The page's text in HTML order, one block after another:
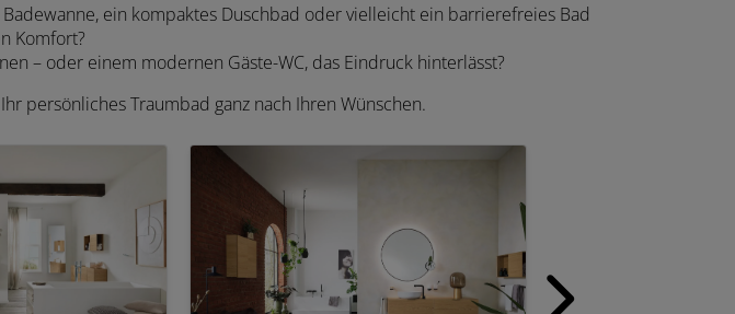
ein kompaktes Duschbad oder vielleicht ein barrierefreies Bad
Komfort?
– oder einem modernen Gäste-WC, das Eindruck hinterlässt?
persönliches Traumbad ganz nach Ihren Wünschen.